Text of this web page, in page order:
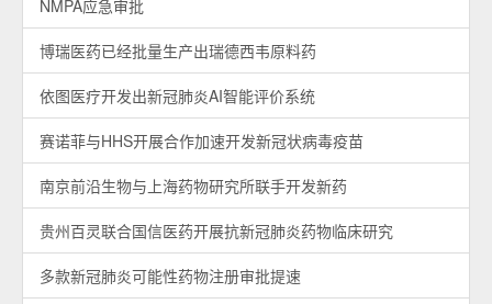
NMPA应急审批
博瑞医药已经批量生产出瑞德西韦原料药
依图医疗开发出新冠肺炎AI智能评价系统
赛诺菲与HHS开展合作加速开发新冠状病毒疫苗
南京前沿生物与上海药物研究所联手开发新药
贵州百灵联合国信医药开展抗新冠肺炎药物临床研究
多款新冠肺炎可能性药物注册审批提速